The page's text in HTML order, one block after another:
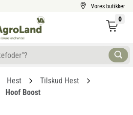
Vores butikker
0
Hest
Tilskud Hest
Hoof Boost